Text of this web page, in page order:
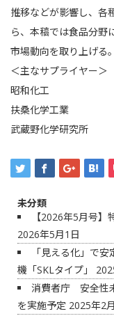
推移などが影響し、各
ら、本稿では食品分野
市場動向を取り上げる。
＜主なサプライヤー＞
昭和化工
扶桑化学工業
武蔵野化学研究所
未分類
【2026年5月号
2026年5月1日
「見える化」で
機「SKLタイプ」
消費者庁 安全性
を実施予定 2025年2